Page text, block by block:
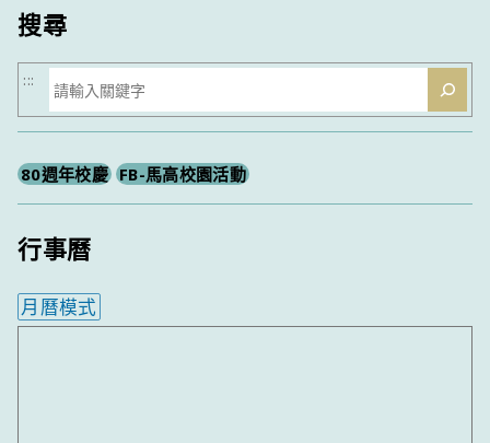
搜尋
搜
尋
:::
80週年校慶 FB-馬高校園活動
行事曆
月曆模式